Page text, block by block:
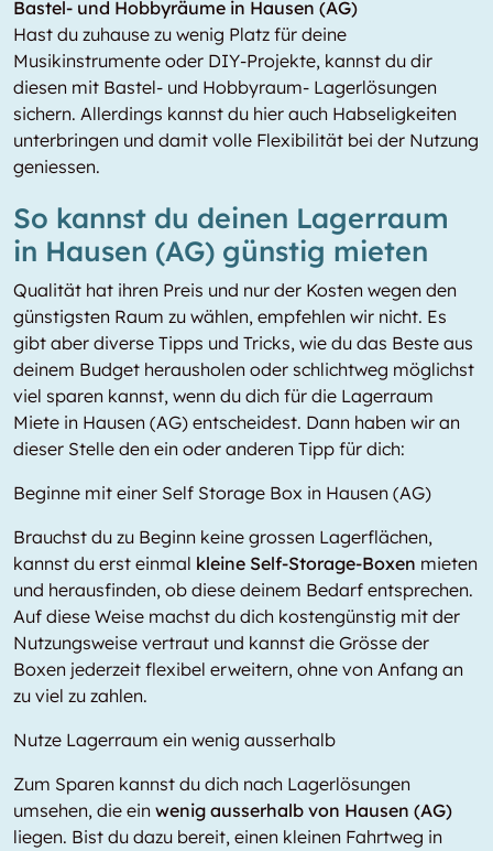
Bastel- und Hobbyräume in Hausen (AG)
Hast du zuhause zu wenig Platz für deine
Musikinstrumente oder DIY-Projekte, kannst du dir
diesen mit Bastel- und Hobbyraum- Lagerlösungen
sichern. Allerdings kannst du hier auch Habseligkeiten
unterbringen und damit volle Flexibilität bei der Nutzung
geniessen.
So kannst du deinen Lagerraum
in Hausen (AG) günstig mieten
Qualität hat ihren Preis und nur der Kosten wegen den
günstigsten Raum zu wählen, empfehlen wir nicht. Es
gibt aber diverse Tipps und Tricks, wie du das Beste aus
deinem Budget herausholen oder schlichtweg möglichst
viel sparen kannst, wenn du dich für die Lagerraum
Miete in Hausen (AG) entscheidest. Dann haben wir an
dieser Stelle den ein oder anderen Tipp für dich:
Beginne mit einer Self Storage Box in Hausen (AG)
Brauchst du zu Beginn keine grossen Lagerflächen,
kannst du erst einmal kleine Self-Storage-Boxen mieten
und herausfinden, ob diese deinem Bedarf entsprechen.
Auf diese Weise machst du dich kostengünstig mit der
Nutzungsweise vertraut und kannst die Grösse der
Boxen jederzeit flexibel erweitern, ohne von Anfang an
zu viel zu zahlen.
Nutze Lagerraum ein wenig ausserhalb
Zum Sparen kannst du dich nach Lagerlösungen
umsehen, die ein wenig ausserhalb von Hausen (AG)
liegen. Bist du dazu bereit, einen kleinen Fahrtweg in